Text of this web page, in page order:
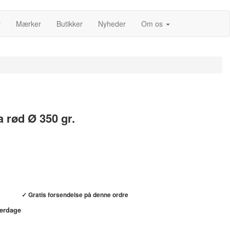
Mærker Butikker Nyheder Om os
rød Ø 350 gr.
✓ Gratis forsendelse på denne ordre